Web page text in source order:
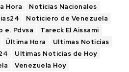
Hora
Noticias Nacionales
Noticiero de Venezuela
e. Pdvsa
Tareck El Aissami
Última Hora
Ultimas Noticias
Ultimas Noticias de Hoy
Venezuela Hoy